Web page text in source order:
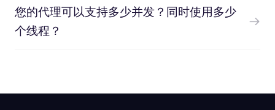
您的代理可以支持多少并发？同时使用多少
个线程？